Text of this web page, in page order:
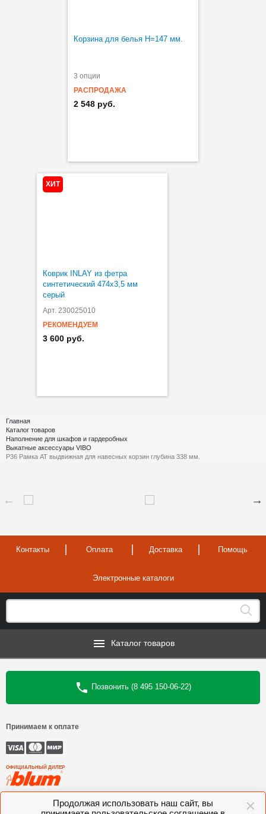
×
Продолжая использовать наш сайт, вы
Корзина для белья H=147 мм.
3 опции
РАСПРОДАЖА
2 548 руб.
ХИТ
Коврик INLAY из фетра
синтетический 474х3,5 мм
серый
Арт. 230025010
РЕКОМЕНДУЕМ
3 600 руб.
Главная
Каталог товаров
Наполнение для шкафов и гардеробных
Выкатные аксессуары VIBO
P36 Рамка AT выдвижная для навесных корзин глубина 338 мм.
Контакты Оплата Доставка Помощь
Электронные каталоги
Каталог товаров
Позвонить (8 495 150-06-22)
Принимаем к оплате
ОФИЦИАЛЬНЫЙ ДИЛЕР
Интеркомплект, 2006—2026